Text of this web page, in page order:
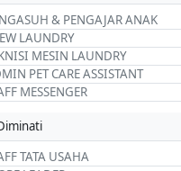
& PENGAJAR ANAK
LAUNDRY
MESIN LAUNDRY
PET CARE ASSISTANT
MESSENGER
TATA USAHA